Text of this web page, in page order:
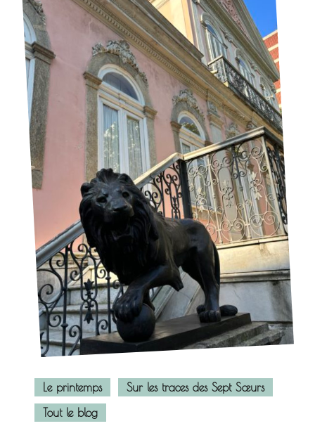
Le printemps
Sur les traces des Sept Sœurs
Tout le blog